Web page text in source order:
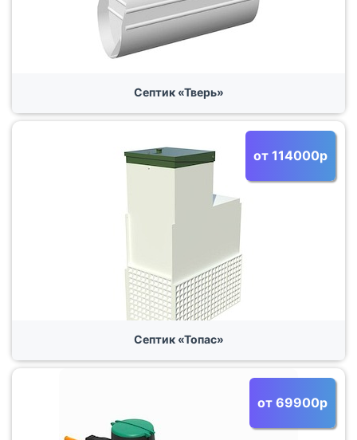
Септик «Тверь»
от 114000р
Септик «Топас»
от 69900р